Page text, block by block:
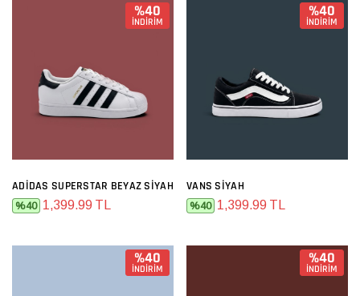
%40
İNDİRİM
ADIDAS SUPERSTAR BEYAZ SIYAH
%40 1,399.99 TL
%40
İNDİRİM
VANS SIYAH
%40 1,399.99 TL
%40
İNDİRİM
%40
İNDİRİM